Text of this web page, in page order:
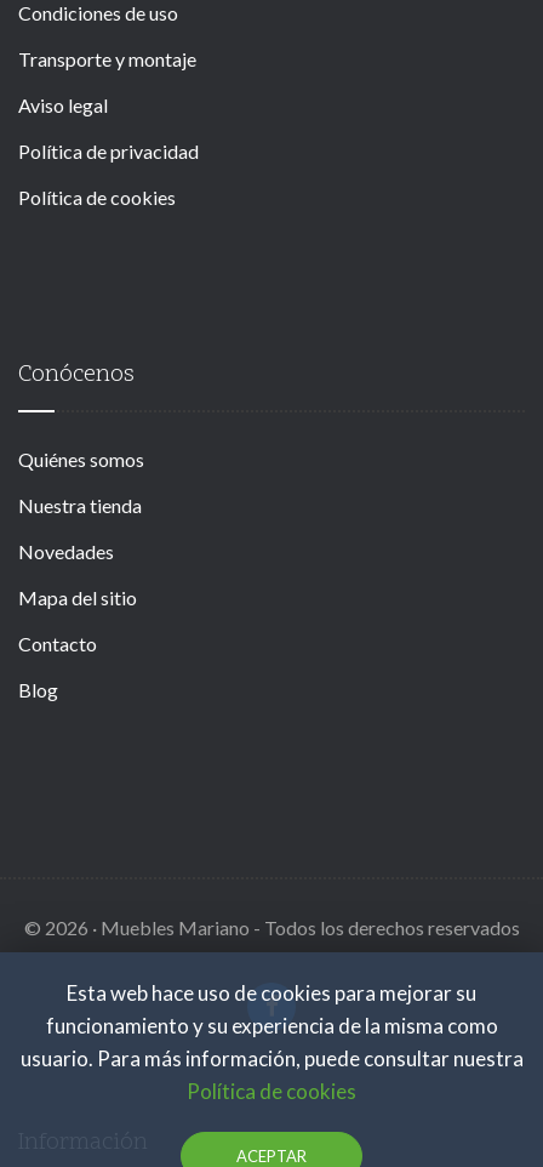
Condiciones de uso
Transporte y montaje
Aviso legal
Política de privacidad
Política de cookies
Conócenos
Quiénes somos
Nuestra tienda
Novedades
Mapa del sitio
Contacto
Blog
© 2026 · Muebles Mariano - Todos los derechos reservados
Esta web hace uso de cookies para mejorar su
funcionamiento y su experiencia de la misma como
usuario. Para más información, puede consultar nuestra
Política de cookies
ACEPTAR